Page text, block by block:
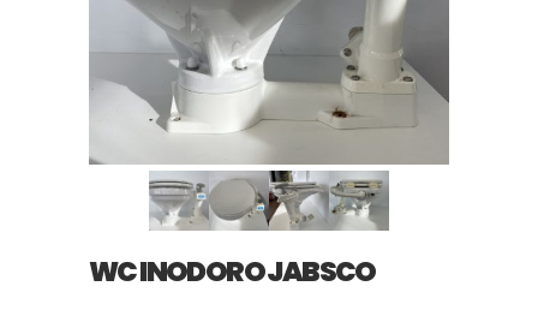
WC INODORO JABSCO